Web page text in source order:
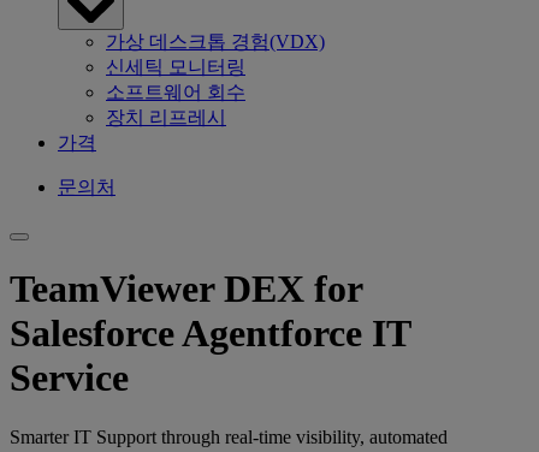
가상 데스크톱 경험(VDX)
신세틱 모니터링
소프트웨어 회수
장치 리프레시
가격
문의처
TeamViewer DEX for
Salesforce Agentforce IT
Service
Smarter IT Support through real‑time visibility, automated